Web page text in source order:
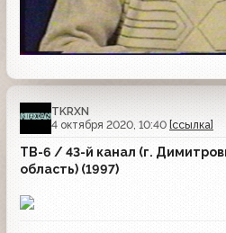
TKRXN
4 октября 2020, 10:40 [ссылка]
ТВ-6 / 43-й канал (г.
область) (1997)